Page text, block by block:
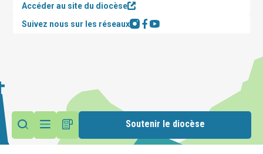
Soutenir le diocèse
Accéder au site du diocèse
Suivez nous sur les réseaux